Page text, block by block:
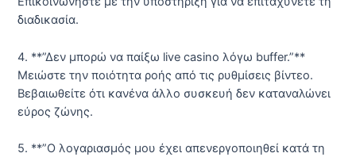
διαδικασία.
4. **”Δεν μπορώ να παίξω live casino λόγω buffer.”**
Μειώστε την ποιότητα ροής από τις ρυθμίσεις βίντεο.
Βεβαιωθείτε ότι κανένα άλλο συσκευή δεν καταναλώνει
εύρος ζώνης.
5. **”Ο λογαριασμός μου έχει απενεργοποιηθεί κατά τη